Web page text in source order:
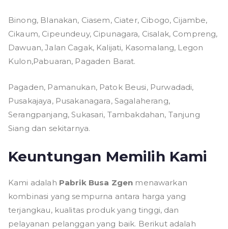
Binong, Blanakan, Ciasem, Ciater, Cibogo, Cijambe,
Cikaum, Cipeundeuy, Cipunagara, Cisalak, Compreng,
Dawuan, Jalan Cagak, Kalijati, Kasomalang, Legon
Kulon,Pabuaran, Pagaden Barat.
Pagaden, Pamanukan, Patok Beusi, Purwadadi,
Pusakajaya, Pusakanagara, Sagalaherang,
Serangpanjang, Sukasari, Tambakdahan, Tanjung
Siang dan sekitarnya.
Keuntungan Memilih Kami
Kami adalah Pabrik Busa Zgen menawarkan
kombinasi yang sempurna antara harga yang
terjangkau, kualitas produk yang tinggi, dan
pelayanan pelanggan yang baik. Berikut adalah